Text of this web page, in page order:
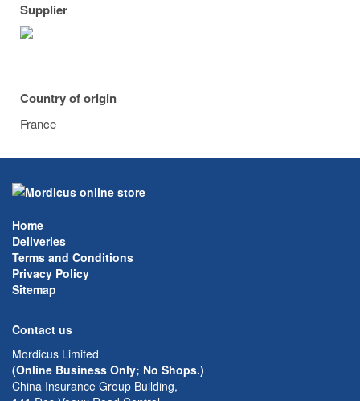
Supplier
Country of origin
France
Home
Deliveries
Terms and Conditions
Privacy Policy
Sitemap
Contact us
Mordicus Limited
(Online Business Only; No Shops.)
China Insurance Group Building,